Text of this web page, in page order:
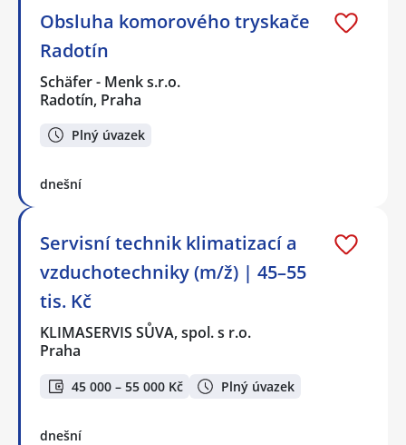
Obsluha komorového tryskače
Radotín
Schäfer - Menk s.r.o.
Radotín, Praha
Plný úvazek
dnešní
Servisní technik klimatizací a
vzduchotechniky (m/ž) | 45–55
tis. Kč
KLIMASERVIS SŮVA, spol. s r.o.
Praha
45 000 – 55 000 Kč Plný úvazek
dnešní